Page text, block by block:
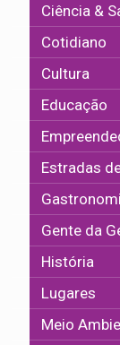
Ciência &
Cotidiano
Cultura
Educação
Estradas
Gente da
História
Lugares
Meio